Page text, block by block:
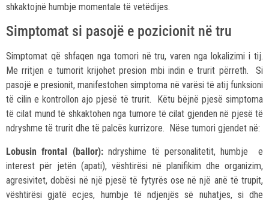
shkaktojnë humbje momentale të vetëdijes.
Simptomat si pasojë e pozicionit në tru
Simptomat që shfaqen nga tomori në tru, varen nga lokalizimi i tij.
Me rritjen e tumorit krijohet presion mbi indin e trurit përreth. Si
pasojë e presionit, manifestohen simptoma në varësi të atij funksioni
të cilin e kontrollon ajo pjesë të trurit. Këtu bëjnë pjesë simptoma
të cilat mund të shkaktohen nga tumore të cilat gjenden në pjesë të
ndryshme të trurit dhe të palcës kurrizore. Nëse tumori gjendet në:
Lobusin frontal (ballor):ndryshime të personalitetit, humbje e
interest për jetën (apati), vështirësi në planifikim dhe organizim,
agresivitet, dobësi në një pjesë të fytyrës ose në një anë të trupit,
vështirësi gjatë ecjes, humbje të ndjenjës së nuhatjes, si dhe